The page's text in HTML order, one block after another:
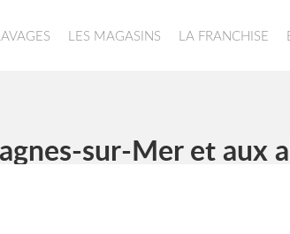
LES MAGASINS LA FRANCHISE
sur-Mer et aux